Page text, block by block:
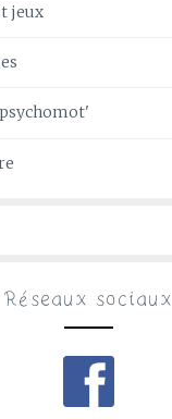
jeux
Réseaux sociaux